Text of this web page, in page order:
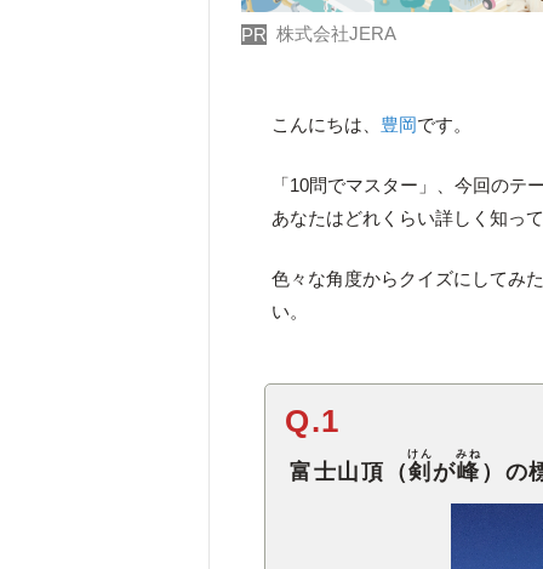
PR 株式会社JERA
こんにちは、 豊岡 です。
「10問でマスター」、今回の
あなたはどれくらい詳しく知っ
色々な角度からクイズにしてみ
い。
Q.1
富士山頂（剣
けん
が峰
みね
）の